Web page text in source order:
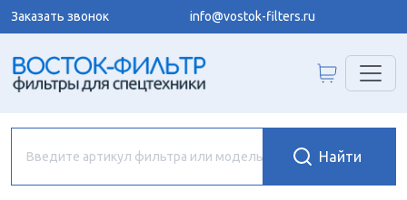
Заказать звонок info@vostok-filters.ru